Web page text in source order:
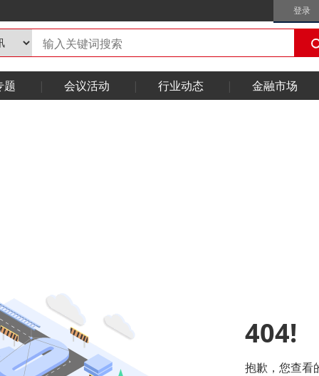
登录
题 会议活动 行业动态 金融市场
404!
抱歉，您查看